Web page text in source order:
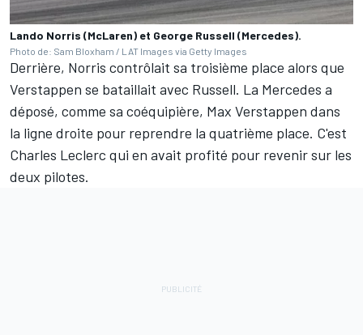
Lando Norris (McLaren) et George Russell (Mercedes).
Photo de: Sam Bloxham / LAT Images via Getty Images
Derrière, Norris contrôlait sa troisième place alors que
Verstappen se bataillait avec Russell. La Mercedes a
déposé, comme sa coéquipière, Max Verstappen dans
la ligne droite pour reprendre la quatrième place. C'est
Charles Leclerc qui en avait profité pour revenir sur les
deux pilotes.